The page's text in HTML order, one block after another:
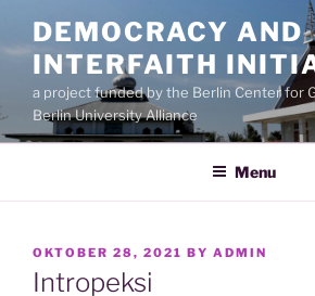
content
DEMOCRACY AND
INTERFAITH
a project funded by the Berlin Center for
Berlin University Alliance
Menu
POSTED
ON
OKTOBER 28, 2021 BY ADMIN
Intropeksi